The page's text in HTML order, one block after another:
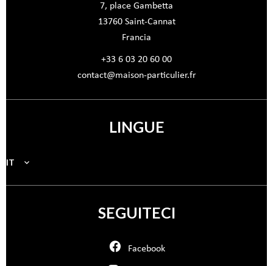
7, place Gambetta
13760Saint-Cannat
Francia
+33 6 03 20 60 00
contact@maison-particulier.fr
LINGUE
IT
SEGUITECI
Facebook